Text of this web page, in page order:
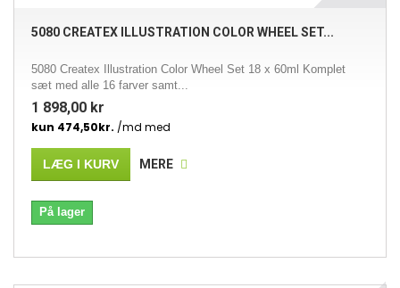
5080 CREATEX ILLUSTRATION COLOR WHEEL SET...
5080 Createx Illustration Color Wheel Set 18 x 60ml Komplet
sæt med alle 16 farver samt...
1 898,00 kr
LÆG I KURV MERE
På lager